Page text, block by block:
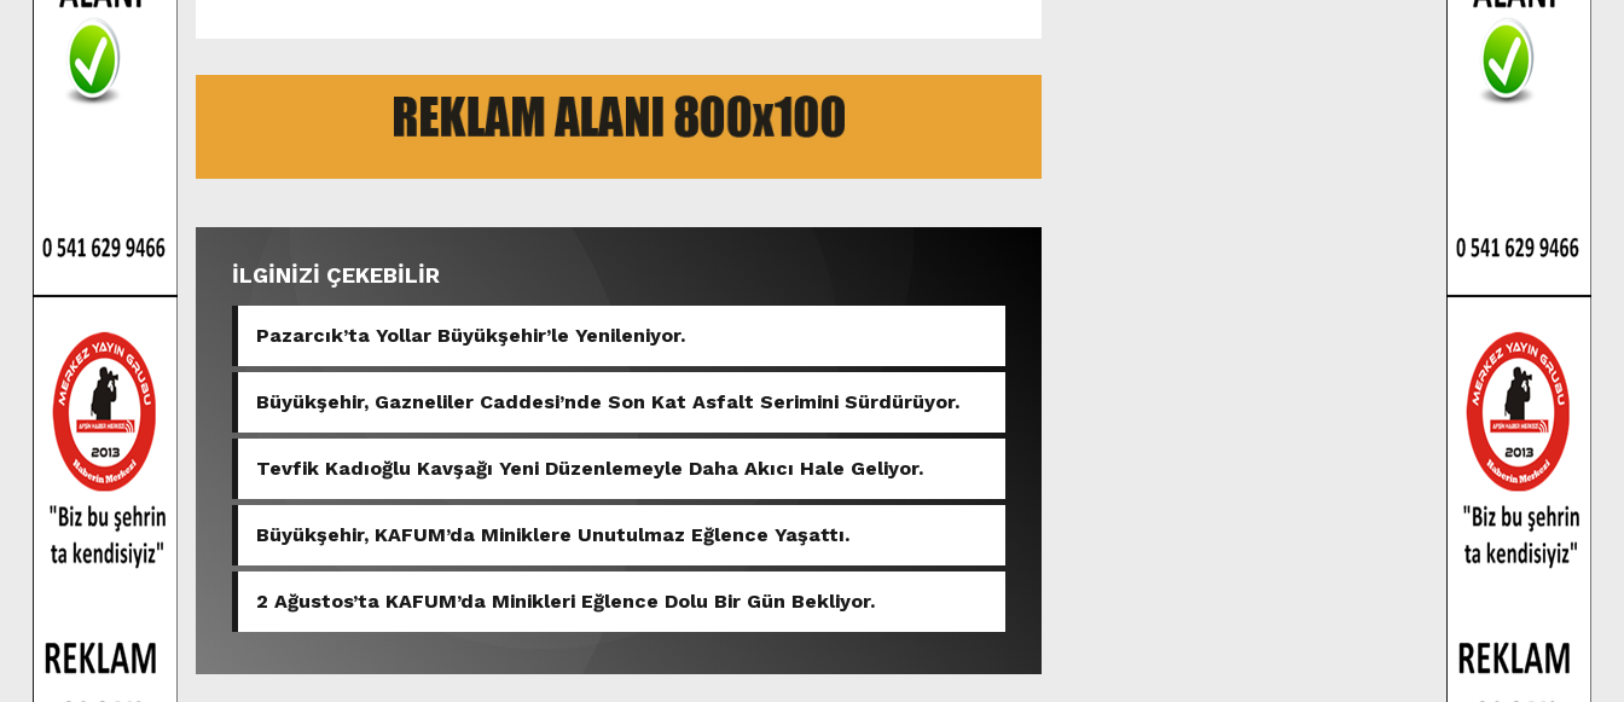
İLGİNİZİ ÇEKEBİLİR
Pazarcık’ta Yollar Büyükşehir’le Yenileniyor.
Büyükşehir, Gazneliler Caddesi’nde Son Kat Asfalt Serimini Sürdürüyor.
Tevfik Kadıoğlu Kavşağı Yeni Düzenlemeyle Daha Akıcı Hale Geliyor.
Büyükşehir, KAFUM’da Miniklere Unutulmaz Eğlence Yaşattı.
2 Ağustos’ta KAFUM’da Minikleri Eğlence Dolu Bir Gün Bekliyor.